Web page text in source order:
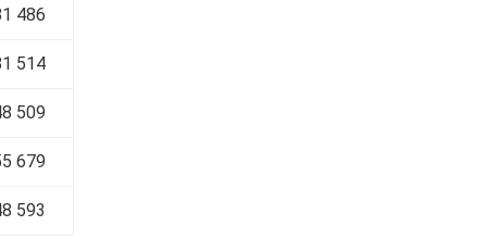
486
514
509
679
593